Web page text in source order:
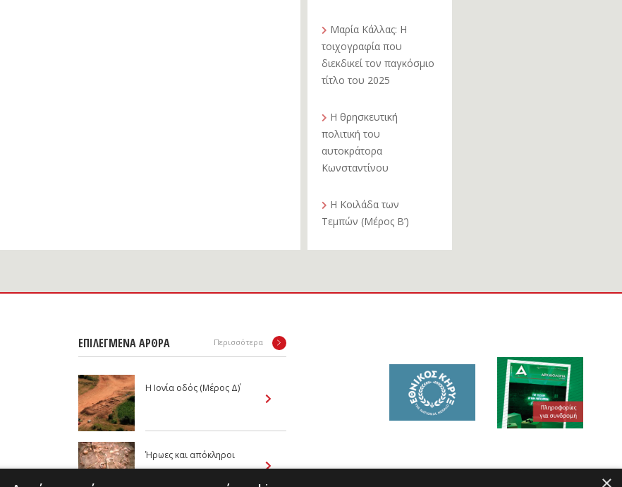
Μαρία Κάλλας: Η
τοιχογραφία που
διεκδικεί τον παγκόσμιο
τίτλο του 2025
Η θρησκευτική
πολιτική του
αυτοκράτορα
Κωνσταντίνου
Η Κοιλάδα των
Τεμπών (Μέρος Β’)
ΕΠΙΛΕΓΜΕΝΑ ΑΡΘΡΑ Περισσότερα
Η Ιονία οδός (Μέρος Δ΄)
Ήρωες και απόκληροι